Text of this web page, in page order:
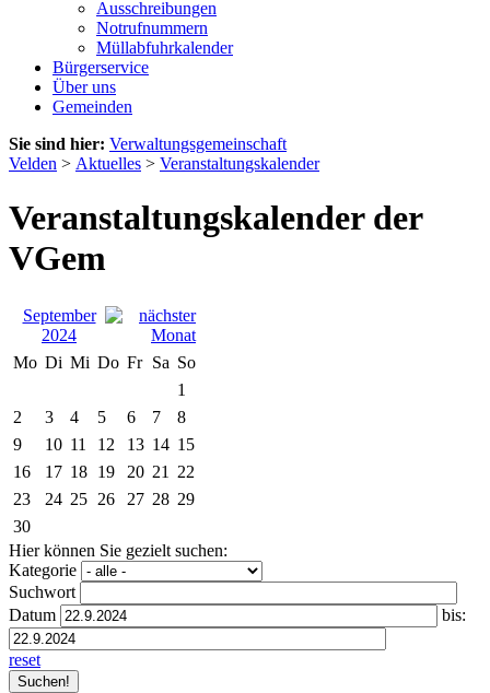
Ausschreibungen
Notrufnummern
Müllabfuhrkalender
Bürgerservice
Über uns
Gemeinden
Sie sind hier: Verwaltungsgemeinschaft
Velden > Aktuelles > Veranstaltungskalender
Veranstaltungskalender der
VGem
September
2024
Mo Di Mi Do Fr Sa So
1
2
3 4 5 6 7
8
9
10 11 12 13 14 15
16
17 18 19 20 21
22
23
24 25 26 27 28 29
30
Hier können Sie gezielt suchen:
Kategorie
Suchwort
Datum
bis:
reset